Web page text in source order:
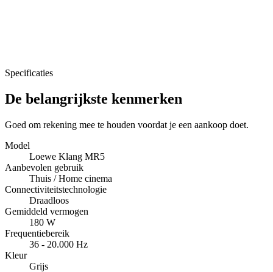
Specificaties
De belangrijkste kenmerken
Goed om rekening mee te houden voordat je een aankoop doet.
Model
Loewe Klang MR5
Aanbevolen gebruik
Thuis / Home cinema
Connectiviteitstechnologie
Draadloos
Gemiddeld vermogen
180 W
Frequentiebereik
36 - 20.000 Hz
Kleur
Grijs